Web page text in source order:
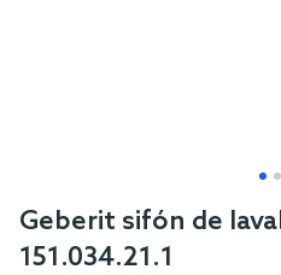
Skip
to
Geberit sifón de
151.034.21.1